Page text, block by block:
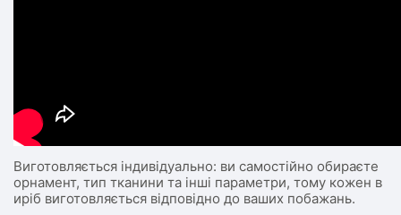
Виготовляється індивідуально: ви самостійно обираєте
орнамент, тип тканини та інші параметри, тому кожен в
иріб виготовляється відповідно до ваших побажань.